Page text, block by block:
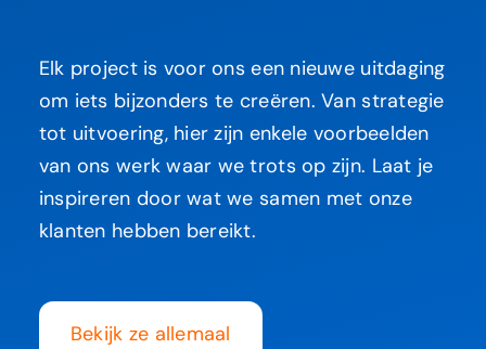
Elk project is voor ons een nieuwe uitdaging
om iets bijzonders te creëren. Van strategie
tot uitvoering, hier zijn enkele voorbeelden
van ons werk waar we trots op zijn. Laat je
inspireren door wat we samen met onze
klanten hebben bereikt.
Bekijk ze allemaal